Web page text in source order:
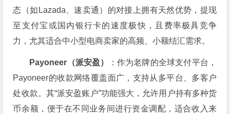
态（如Lazada、速卖通）的对接上拥有天然优势，提现
至支付宝或国内银行卡的速度极快，且费率极具竞争
力，尤其适合中小型电商卖家的高频、小额结汇需求。
Payoneer（派安盈）
：作为老牌的全球支付平台，
Payoneer的收款网络覆盖面广，支持从多平台、多客户
处收款。其“派安盈账户”功能强大，允许用户持有多种货
币余额，便于在不同业务间进行资金调配，适合收入来